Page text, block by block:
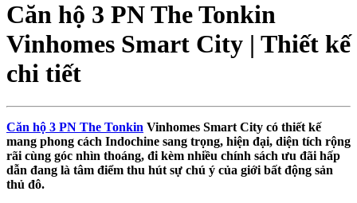
Căn hộ 3 PN The Tonkin
Vinhomes Smart City | Thiết kế
chi tiết
Căn hộ 3 PN The Tonkin Vinhomes Smart City có thiết kế
mang phong cách Indochine sang trọng, hiện đại, diện tích rộng
rãi cùng góc nhìn thoáng, đi kèm nhiều chính sách ưu đãi hấp
dẫn đang là tâm điểm thu hút sự chú ý của giới bất động sản
thủ đô.